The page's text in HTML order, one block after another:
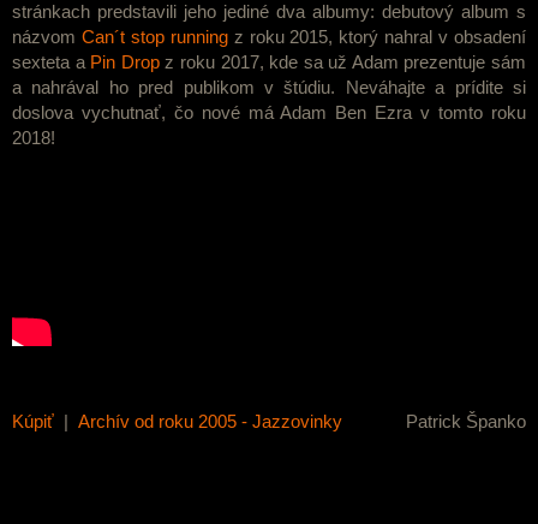
stránkach predstavili jeho jediné dva albumy: debutový album s
názvom Can´t stop runningz roku 2015, ktorý nahral v obsadení
sexteta a Pin Dropz roku 2017, kde sa už Adam prezentuje sám
a nahrával ho pred publikom v štúdiu. Neváhajte a prídite si
doslova vychutnať, čo nové má Adam Ben Ezra v tomto roku
2018!
Kúpiť | Archív od roku 2005 - Jazzovinky Patrick Španko